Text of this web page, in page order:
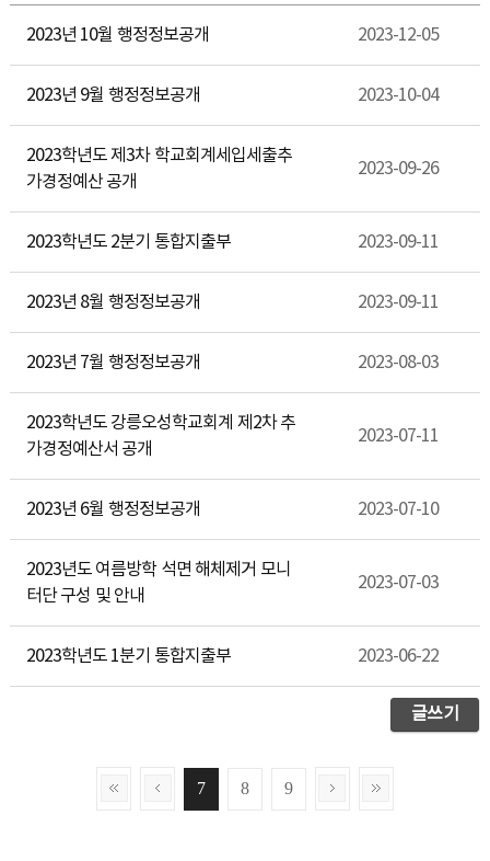
2023년 10월 행정정보공개 2023-12-05
2023년 9월 행정정보공개 2023-10-04
2023학년도 제3차 학교회계세입세출추
가경정예산 공개
2023-09-26
2023학년도 2분기 통합지출부 2023-09-11
2023년 8월 행정정보공개 2023-09-11
2023년 7월 행정정보공개 2023-08-03
2023학년도 강릉오성학교회계 제2차 추
가경정예산서 공개
2023-07-11
2023년 6월 행정정보공개 2023-07-10
2023년도 여름방학 석면 해체제거 모니
터단 구성 및 안내
2023-07-03
2023학년도 1분기 통합지출부 2023-06-22
글쓰기
7 8 9